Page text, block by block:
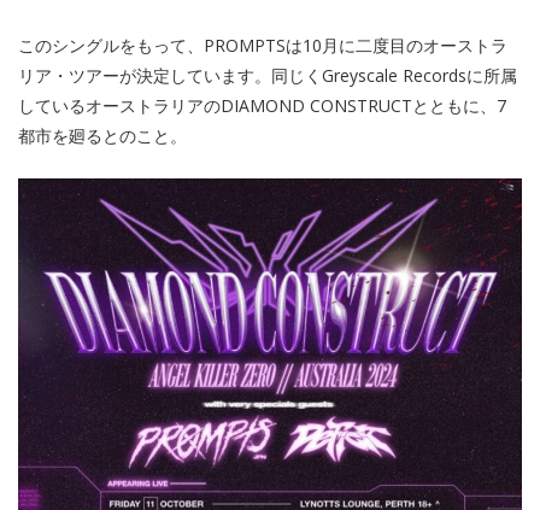
このシングルをもって、PROMPTSは10月に二度目のオーストラ
リア・ツアーが決定しています。同じくGreyscale Recordsに所属
しているオーストラリアのDIAMOND CONSTRUCTとともに、7
都市を廻るとのこと。